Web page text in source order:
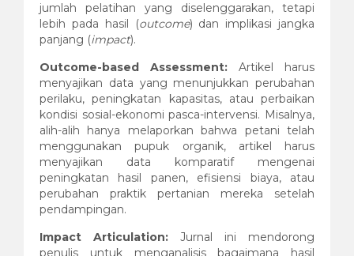
jumlah pelatihan yang diselenggarakan, tetapi
lebih pada hasil (outcome) dan implikasi jangka
panjang (impact).
Outcome-based Assessment: Artikel harus
menyajikan data yang menunjukkan perubahan
perilaku, peningkatan kapasitas, atau perbaikan
kondisi sosial-ekonomi pasca-intervensi. Misalnya,
alih-alih hanya melaporkan bahwa petani telah
menggunakan pupuk organik, artikel harus
menyajikan data komparatif mengenai
peningkatan hasil panen, efisiensi biaya, atau
perubahan praktik pertanian mereka setelah
pendampingan.
Impact Articulation: Jurnal ini mendorong
penulis untuk menganalisis bagaimana hasil